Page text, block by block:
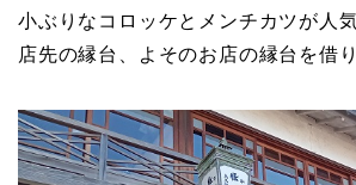
小ぶりなコロッケとメンチカツが人
店先の縁台、よそのお店の縁台を借